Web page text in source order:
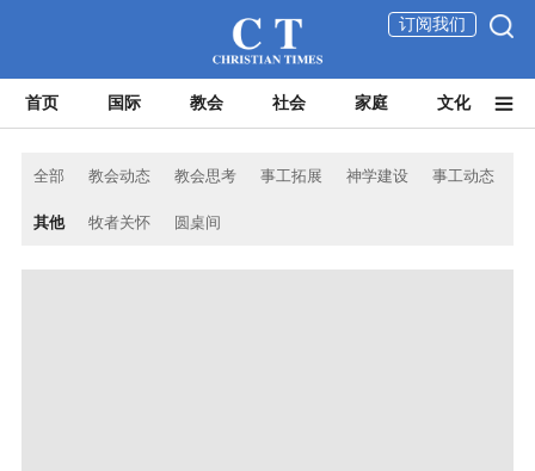
订阅我们
首页 国际 教会 社会 家庭 文化
全部 教会动态 教会思考 事工拓展 神学建设 事工动态
其他 牧者关怀 圆桌间